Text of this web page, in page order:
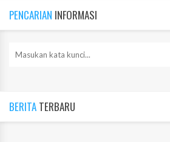
PENCARIAN INFORMASI
BERITA TERBARU